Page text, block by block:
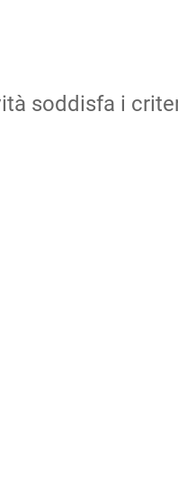
soddisfa i